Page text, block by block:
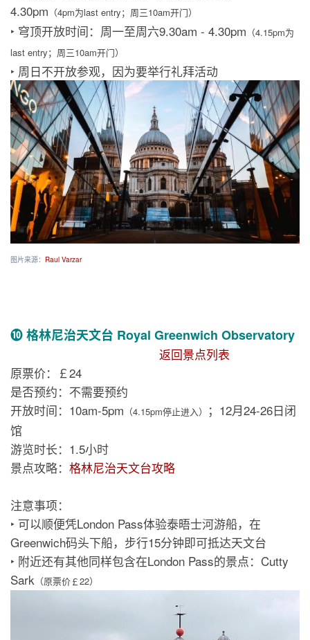
4.30pm （4pm为last entry；周三10am开门）
‣ 穹顶开放时间：周一至周六9.30am - 4.30pm （4.15pm为
last entry；周三10am开门）
‣ 周日不开放参观，因为要举行礼拜活动
图片来源： Raul Varzar
❿ 格林尼治天文台 Royal Greenwich Observatory
返回景点列表
原票价：￡24
是否预约：不需要预约
开放时间：10am-5pm （4.15pm停止进入）
；12月24-26日闭
馆
游览时长：1.5小时
景点攻略： 格林尼治天文台攻略
注意事项：
‣ 可以顺便凭London Pass体验泰晤士河游船，在
Greenwich码头下船，步行15分钟即可抵达天文台
‣ 附近还有其他同样包含在London Pass的景点：Cutty
Sark （原票价￡22）